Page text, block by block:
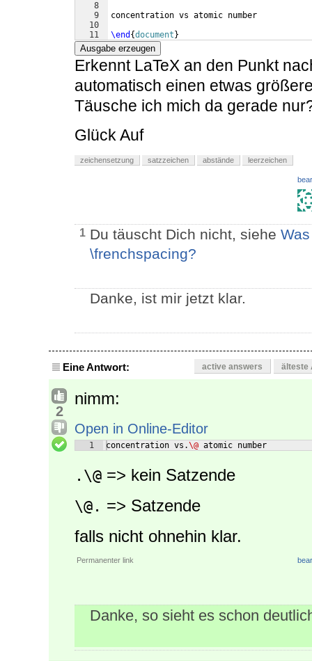
8
9
10
11
concentration vs atomic number
\end {document }
Ausgabe erzeugen
Erkennt LaTeX an den Punkt
automatisch einen etwas
Täusche ich mich da gerade
Glück Auf
zeichensetzung satzzeichen abstände leerzeichen
1 Du täuscht Dich nicht, siehe
\frenchspacing?
Danke, ist mir jetzt klar.
Eine Antwort: active answers älteste
2
nimm:
Open in Online-Editor
1 concentration vs.\@ atomic number
.\@ => kein Satzende
\@. => Satzende
falls nicht ohnehin klar.
Permanenter link
Danke, so sieht es schon